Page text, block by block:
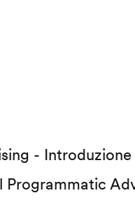
- Introduzione
Programmatic